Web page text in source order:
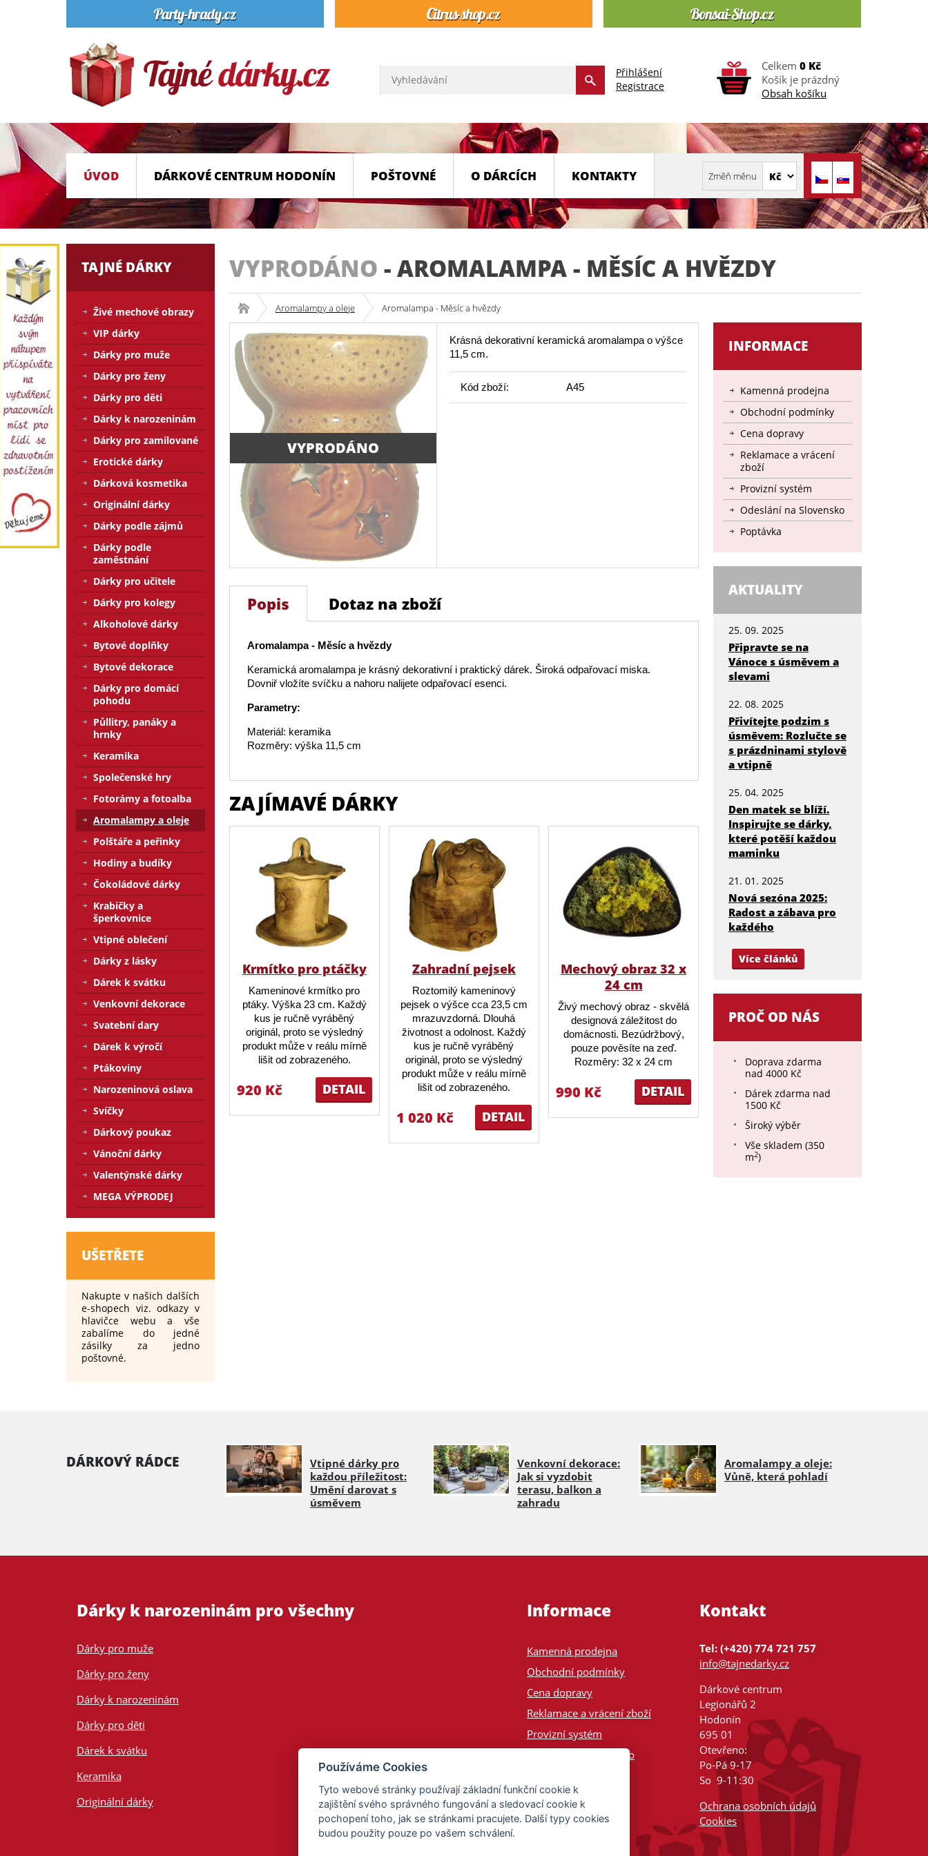
Přihlášení
Registrace
Celkem 0 Kč
Košík je prázdný
Obsah košíku
ÚVOD DÁRKOVÉ CENTRUM HODONÍN POŠTOVNÉ O DÁRCÍCH KONTAKTY
VYPRODÁNO - AROMALAMPA - MĚSÍC A HVĚZDY
Aromalampy a oleje Aromalampa - Měsíc a hvězdy
VYPRODÁNO
Krásná dekorativní keramická aromalampa o výšce
11,5 cm.
Kód zboží: A45
Popis Dotaz na zboží
Aromalampa - Měsíc a hvězdy
Keramická aromalampa je krásný dekorativní i praktický dárek. Široká odpařovací miska.
Dovniř vložíte svíčku a nahoru nalijete odpařovací esenci.
Parametry:
Materiál: keramika
Rozměry: výška 11,5 cm
ZAJÍMAVÉ DÁRKY
Krmítko pro ptáčky
Kameninové krmítko pro
ptáky. Výška 23 cm. Každý
kus je ručně vyráběný
originál, proto se výsledný
produkt může v reálu mírně
lišit od zobrazeného.
DETAIL
920 Kč
Zahradní pejsek
Roztomilý kameninový
pejsek o výšce cca 23,5 cm
mrazuvzdorná. Dlouhá
životnost a odolnost. Každý
kus je ručně vyráběný
originál, proto se výsledný
produkt může v reálu mírně
lišit od zobrazeného.
DETAIL
1 020 Kč
Mechový obraz 32 x
24 cm
Živý mechový obraz - skvělá
designová záležitost do
domácnosti. Bezúdržbový,
pouze pověsíte na zeď.
Rozměry: 32 x 24 cm
DETAIL
990 Kč
INFORMACE
Kamenná prodejna
Obchodní podmínky
Cena dopravy
Reklamace a vrácení
zboží
Provizní systém
Odeslání na Slovensko
Poptávka
AKTUALITY
25. 09. 2025
Připravte se na
Vánoce s úsměvem a
slevami
22. 08. 2025
Přivítejte podzim s
úsměvem: Rozlučte se
s prázdninami stylově
a vtipně
25. 04. 2025
Den matek se blíží.
Inspirujte se dárky,
které potěší každou
maminku
21. 01. 2025
Nová sezóna 2025:
Radost a zábava pro
každého
Více článků
PROČ OD NÁS
Doprava zdarma
nad 4000 Kč
Dárek zdarma nad
1500 Kč
Široký výběr
Vše skladem (350
m2)
TAJNÉ DÁRKY
Živé mechové obrazy
VIP dárky
Dárky pro muže
Dárky pro ženy
Dárky pro děti
Dárky k narozeninám
Dárky pro zamilované
Erotické dárky
Dárková kosmetika
Originální dárky
Dárky podle zájmů
Dárky podle
zaměstnání
Dárky pro učitele
Dárky pro kolegy
Alkoholové dárky
Bytové doplňky
Bytové dekorace
Dárky pro domácí
pohodu
Půllitry, panáky a
hrnky
Keramika
Společenské hry
Fotorámy a fotoalba
Aromalampy a oleje
Polštáře a peřinky
Hodiny a budíky
Čokoládové dárky
Krabičky a
šperkovnice
Vtipné oblečení
Dárky z lásky
Dárek k svátku
Venkovní dekorace
Svatební dary
Dárek k výročí
Ptákoviny
Narozeninová oslava
Svíčky
Dárkový poukaz
Vánoční dárky
Valentýnské dárky
MEGA VÝPRODEJ
UŠETŘETE
Nakupte v našich dalších
e-shopech viz. odkazy v
hlavičce webu a vše
zabalíme do jedné
zásilky za jedno
poštovné.
DÁRKOVÝ RÁDCE
Vtipné dárky pro
každou příležitost:
Umění darovat s
úsměvem
Venkovní dekorace:
Jak si vyzdobit
terasu, balkon a
zahradu
Aromalampy a oleje:
Vůně, která pohladí
Dárky k narozeninám pro všechny
Dárky pro muže
Dárky pro ženy
Dárky k narozeninám
Dárky pro děti
Dárek k svátku
Keramika
Originální dárky
Informace
Kamenná prodejna
Obchodní podmínky
Cena dopravy
Reklamace a vrácení zboží
Provizní systém
Odeslání na Slovensko
Kontakt
Tel: (+420) 774 721 757
info@tajnedarky.cz
Dárkové centrum
Legionářů 2
Hodonín
695 01
Otevřeno:
Po-Pá 9-17
So 9-11:30
Ochrana osobních údajů
Cookies
Používáme Cookies
Tyto webové stránky používají základní funkční cookie k
zajištění svého správného fungování a sledovací cookie k
pochopení toho, jak se stránkami pracujete. Další typy cookies
budou použity pouze po vašem schválení.